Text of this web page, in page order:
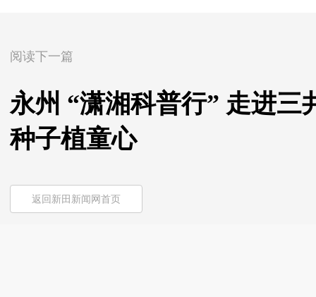
阅读下一篇
永州 “潇湘科普行” 走进
种子植童心
返回新田新闻网首页